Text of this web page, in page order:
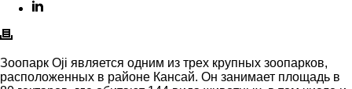
Зоопарк Oji является одним из трех крупных зоопарков,
расположенных в районе Кансай. Он занимает площадь в